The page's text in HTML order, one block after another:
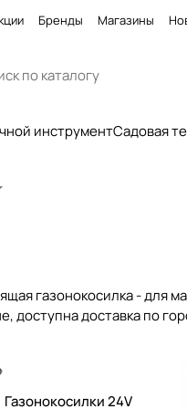
Бренды Магазины
инструментСадовая
газонокосилка - для
доступна доставка по
Газонокосилки 24V